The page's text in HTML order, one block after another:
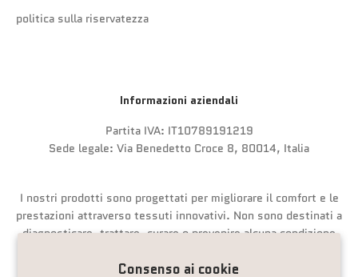
Consenso ai cookie
politica sulla riservatezza
Informazioni aziendali
Partita IVA: IT10789191219
Sede legale: Via Benedetto Croce 8, 80014, Italia
I nostri prodotti sono progettati per migliorare il comfort e le
prestazioni attraverso tessuti innovativi. Non sono destinati a
diagnosticare, trattare, curare o prevenire alcuna condizione